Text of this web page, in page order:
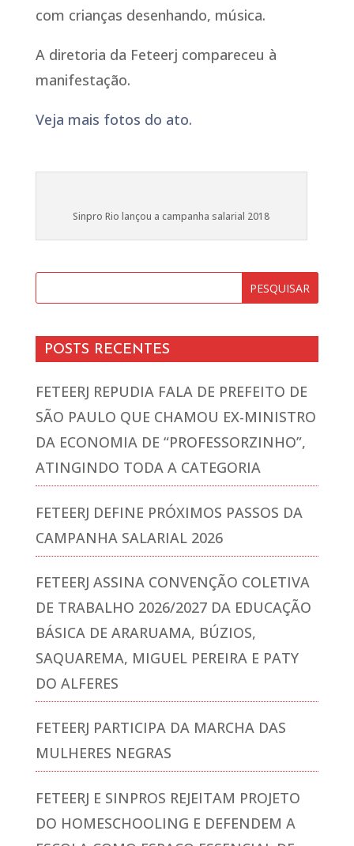
com crianças desenhando, música.
A diretoria da Feteerj compareceu à
manifestação.
Veja mais fotos do ato.
Sinpro Rio lançou a campanha salarial 2018
POSTS RECENTES
FETEERJ REPUDIA FALA DE PREFEITO DE
SÃO PAULO QUE CHAMOU EX-MINISTRO
DA ECONOMIA DE “PROFESSORZINHO”,
ATINGINDO TODA A CATEGORIA
FETEERJ DEFINE PRÓXIMOS PASSOS DA
CAMPANHA SALARIAL 2026
FETEERJ ASSINA CONVENÇÃO COLETIVA
DE TRABALHO 2026/2027 DA EDUCAÇÃO
BÁSICA DE ARARUAMA, BÚZIOS,
SAQUAREMA, MIGUEL PEREIRA E PATY
DO ALFERES
FETEERJ PARTICIPA DA MARCHA DAS
MULHERES NEGRAS
FETEERJ E SINPROS REJEITAM PROJETO
DO HOMESCHOOLING E DEFENDEM A